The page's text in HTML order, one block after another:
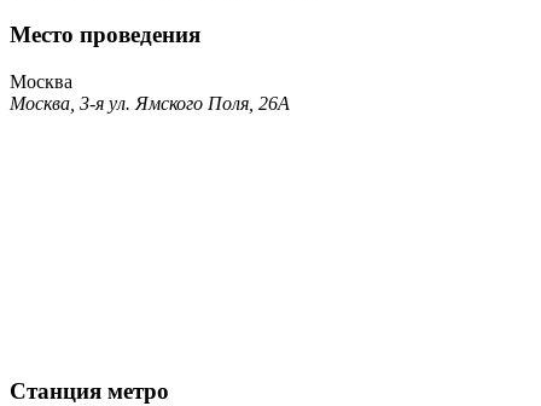
Место проведения
Москва
Москва, 3-я ул. Ямского Поля, 26А
Станция метро